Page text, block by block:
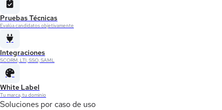
Pruebas Técnicas
Evalúa candidatos objetivamente
Integraciones
SCORM, LTI, SSO, SAML
White Label
Tu marca, tu dominio
Soluciones por caso de uso